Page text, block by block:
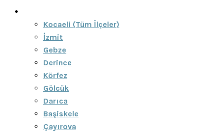
Kocaeli (Tüm İlçeler)
İzmit
Gebze
Derince
Körfez
Gölcük
Darıca
Başiskele
Çayırova